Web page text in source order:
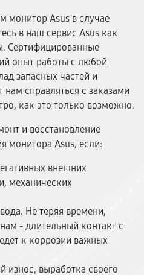
монитор Asus в случае
в наш сервис Asus как
Сертифицированные
опыт работы с любой
запасных частей и
справляться с заказами
как это только возможно.
и восстановление
монитора Asus, если:
внешних
механических
Не теряя времени,
- длительный контакт с
к коррозии важных
износ, выработка своего